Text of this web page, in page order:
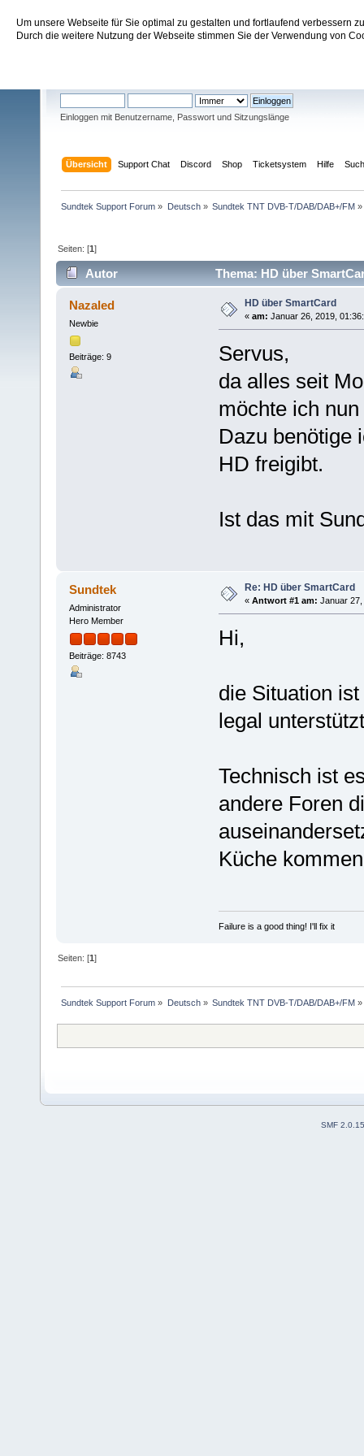
Um unsere Webseite für Sie optimal zu gestalten und fortlaufend verbessern
Durch die weitere Nutzung der Webseite stimmen Sie der Verwendung von
Sundtek Support Forum
Einloggen mit Benutzername, Passwort und Sitzungslänge
Übersicht Support Chat Discord Shop Ticketsystem Hilfe
Sundtek Support Forum » Deutsch» Sundtek TNT DVB-T/DAB/DAB+/FM»
Seiten: [1]
Autor Thema: HD über
Nazaled
Newbie
Beiträge: 9
HD über SmartCard
« am: Januar 26, 2019,
Servus,
da alles seit
möchte ich
Dazu benötige
HD freigibt.
Ist das mit
Sundtek
Administrator
Hero Member
Beiträge: 8743
Re: HD über SmartCard
« Antwort #1 am: Januar
Hi,
die Situation
legal
Technisch ist
andere Foren
Küche
Failure is a good thing! I'll fix it
Seiten: [1]
Sundtek Support Forum » Deutsch» Sundtek TNT DVB-T/DAB/DAB+/FM»
SMF 2.0.15